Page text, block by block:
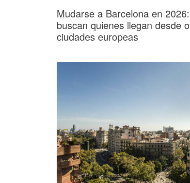
Mudarse a Barcelona en
buscan quienes llegan desde
ciudades europeas